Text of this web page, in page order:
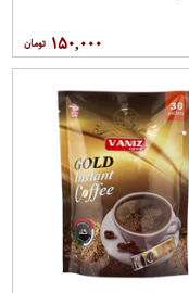
۱۵۰,۰۰۰